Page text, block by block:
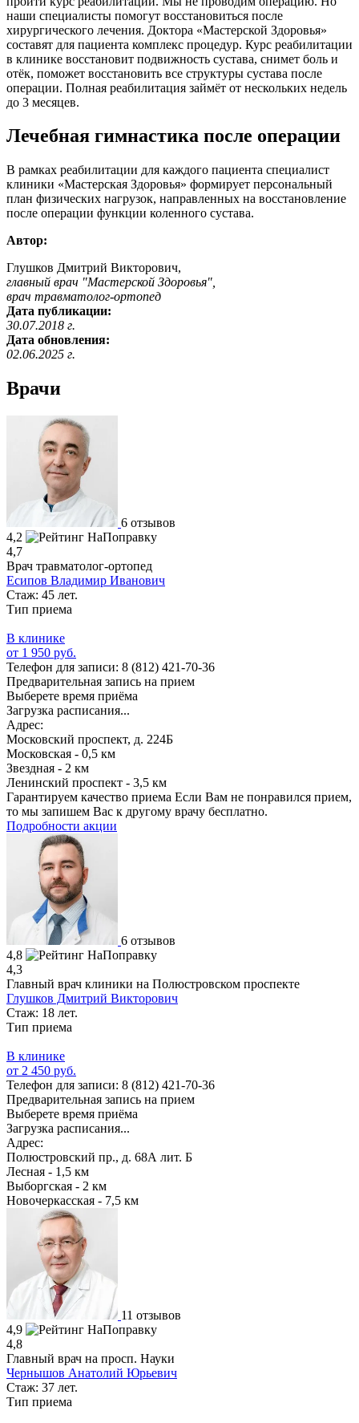
наши специалисты помогут восстановиться после
хирургического лечения. Доктора «Мастерской Здоровья»
составят для пациента комплекс процедур. Курс реабилитации
в клинике восстановит подвижность сустава, снимет боль и
отёк, поможет восстановить все структуры сустава после
операции. Полная реабилитация займёт от нескольких недель
до 3 месяцев.
Лечебная гимнастика после операции
В рамках реабилитации для каждого пациента специалист
клиники «Мастерская Здоровья» формирует персональный
план физических нагрузок, направленных на восстановление
после операции функции коленного сустава.
Автор:
Глушков Дмитрий Викторович,
главный врач "Мастерской Здоровья",
врач травматолог-ортопед
Дата публикации:
30.07.2018 г.
Дата обновления:
02.06.2025 г.
Врачи
6 отзывов
4,2
4,7
Врач травматолог-ортопед
Есипов Владимир Иванович
Стаж: 45 лет.
Тип приема
В клинике
от 1 950 руб.
Телефон для записи: 8 (812) 421-70-36
Предварительная запись на прием
Выберете время приёма
Загрузка расписания...
Адрес:
Московский проспект, д. 224Б
Московская - 0,5 км
Звездная - 2 км
Ленинский проспект - 3,5 км
Гарантируем качество приема Если Вам не понравился прием,
то мы запишем Вас к другому врачу бесплатно.
Подробности акции
6 отзывов
4,8
4,3
Главный врач клиники на Полюстровском проспекте
Глушков Дмитрий Викторович
Стаж: 18 лет.
Тип приема
В клинике
от 2 450 руб.
Телефон для записи: 8 (812) 421-70-36
Предварительная запись на прием
Выберете время приёма
Загрузка расписания...
Адрес:
Полюстровский пр., д. 68А лит. Б
Лесная - 1,5 км
Выборгская - 2 км
Новочеркасская - 7,5 км
11 отзывов
4,9
4,8
Главный врач на просп. Науки
Чернышов Анатолий Юрьевич
Стаж: 37 лет.
Тип приема